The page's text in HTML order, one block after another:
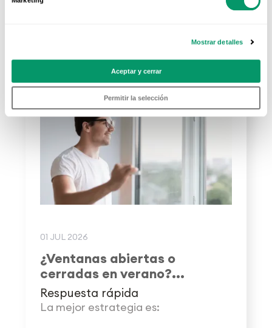
Mostrar detalles
Aceptar y cerrar
Permitir la selección
puedas imaginar podrás encontrarlo en esta
01 JUL 2026
¿Ventanas abiertas o
cerradas en verano?...
Respuesta rápida
La mejor estrategia es: